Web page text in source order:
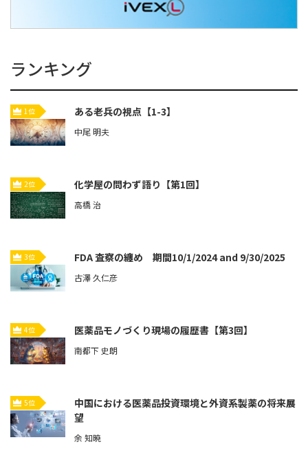
ランキング
1位 ある老兵の視点【1-3】
中尾 明夫
2位 化学屋の問わず語り【第1回】
高橋 治
3位 FDA 査察の纏め 期間10/1/2024 and 9/30/2025
古澤 久仁彦
4位 医薬品モノづくり現場の履歴書【第3回】
南都下 史朗
5位
中国における医薬品投資環境と外資系製薬の将来展
望
余 知暁